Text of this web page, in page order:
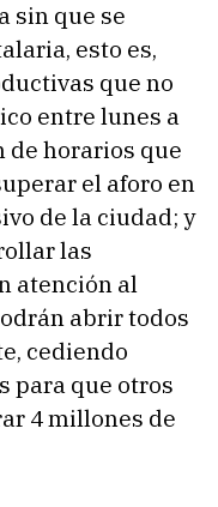
sin que se
esto es,
que no
entre lunes a
de horarios que
el aforo en
de la ciudad; y
las
atención al
abrir todos
cediendo
para que otros
4 millones de